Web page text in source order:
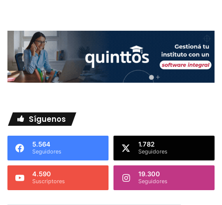
Síguenos
5.564
Seguidores
1.782
Seguidores
4.590
Suscriptores
19.300
Seguidores